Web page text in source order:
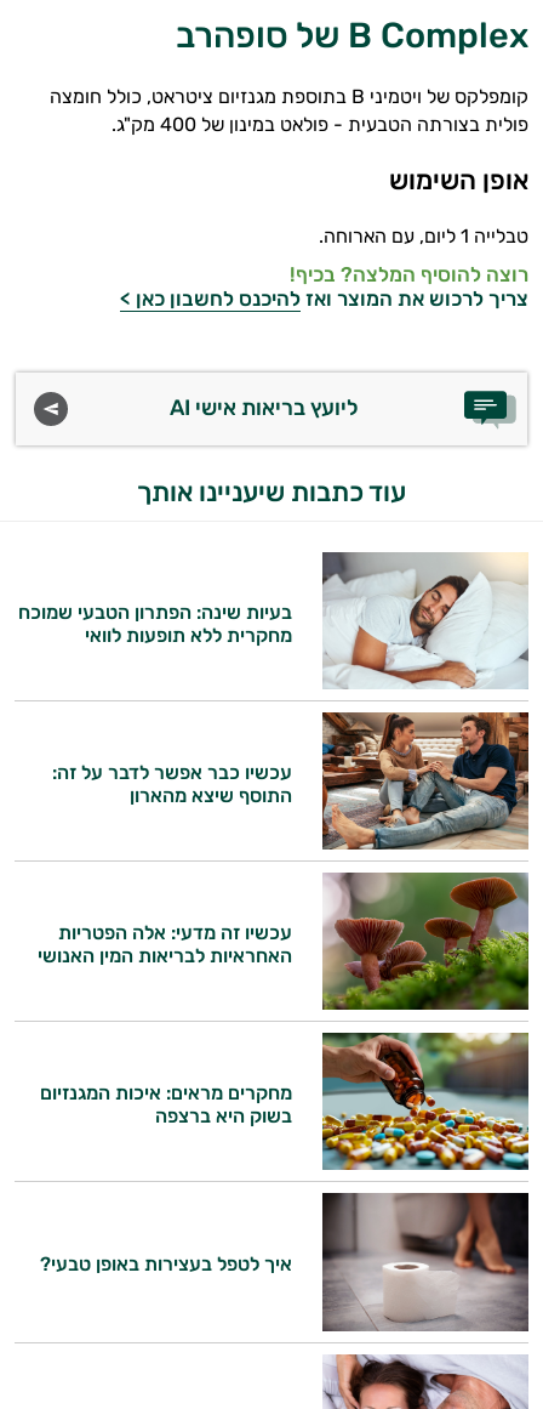
ויטמין A
ויטמין B
ויטמין D
ויטמינים לנשים
טבעוניים | VEGAN
כורכום וכורכומין
מגנזיום
פרוביוטיקה
אבץ
תוספים לילדים
רימונים
ג׳ינסנג
ויטמין K
זעפרן
מורינגה
B Complex של סופהרב
קומפלקס של ויטמיני B בתוספת מגנזיום ציטראט, כולל חומצה
פולית בצורתה הטבעית - פולאט במינון של 400 מק"ג.
אופן השימוש
טבלייה 1 ליום, עם הארוחה.
רוצה להוסיף המלצה? בכיף!
צריך לרכוש את המוצר ואז להיכנס לחשבון כאן >
ליועץ בריאות אישי AI
עוד כתבות שיעניינו אותך
בעיות שינה: הפתרון הטבעי שמוכח
מחקרית ללא תופעות לוואי
עכשיו כבר אפשר לדבר על זה:
התוסף שיצא מהארון
עכשיו זה מדעי: אלה הפטריות
האחראיות לבריאות המין האנושי
מחקרים מראים: איכות המגנזיום
בשוק היא ברצפה
איך לטפל בעצירות באופן טבעי?
אני יועץ הבריאות האישי AI של טבע בריא.
התשובות שלי מבוססות על מאגרי מידע קליניים
וספרות מקצועית בתחומי הרפואה הטבעית